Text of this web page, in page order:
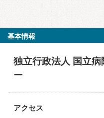
基本情報
独立行政法人 国立
ー
アクセス